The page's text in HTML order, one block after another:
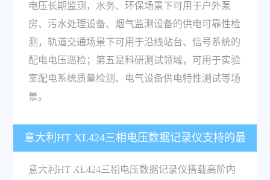
电压长期监测，水务、环保场景下可用于户外泵
房、污水处理设备、烟气监测设备的供电可靠性检
测，轨道交通场景下可用于沿线站台、信号系统的
配电电压巡检；第五是科研测试领域，可用于实验
室配电系统质量检测、电气设备供电特性测试等场
景。
意大利HT XL424三相电压数据记录仪支持的最
长连续记录时长是多少？
意大利HT XL424三相电压数据记录仪搭载高阶内